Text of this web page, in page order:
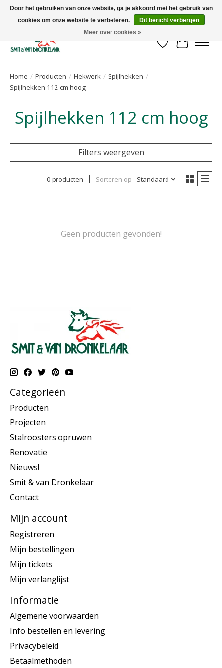
Uw leverancier voor stalinrichtingen en het opruwen van betonvloeren!
Verlanglijst
Home / Producten / Hekwerk / Spijlhekken /
Spijlhekken 112 cm hoog
Spijlhekken 112 cm hoog
Filters weergeven
0 producten Sorteren op Standaard
Geen producten gevonden!
Categorieën
Producten
Projecten
Stalroosters opruwen
Renovatie
Nieuws!
Smit & van Dronkelaar
Contact
Mijn account
Registreren
Mijn bestellingen
Mijn tickets
Mijn verlanglijst
Informatie
Algemene voorwaarden
Info bestellen en levering
Privacybeleid
Betaalmethoden
Door het gebruiken van onze website, ga je akkoord met het gebruik van
cookies om onze website te verbeteren.
Dit bericht verbergen
Meer over cookies »